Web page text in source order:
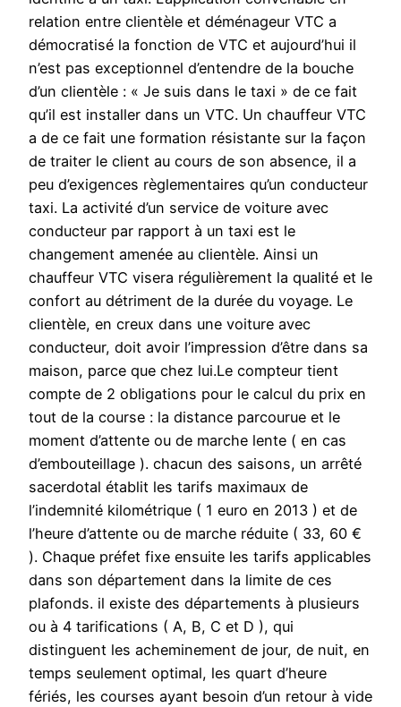
relation entre clientèle et déménageur VTC a
démocratisé la fonction de VTC et aujourd’hui il
n’est pas exceptionnel d’entendre de la bouche
d’un clientèle : « Je suis dans le taxi » de ce fait
qu’il est installer dans un VTC. Un chauffeur VTC
a de ce fait une formation résistante sur la façon
de traiter le client au cours de son absence, il a
peu d’exigences règlementaires qu’un conducteur
taxi. La activité d’un service de voiture avec
conducteur par rapport à un taxi est le
changement amenée au clientèle. Ainsi un
chauffeur VTC visera régulièrement la qualité et le
confort au détriment de la durée du voyage. Le
clientèle, en creux dans une voiture avec
conducteur, doit avoir l’impression d’être dans sa
maison, parce que chez lui.Le compteur tient
compte de 2 obligations pour le calcul du prix en
tout de la course : la distance parcourue et le
moment d’attente ou de marche lente ( en cas
d’embouteillage ). chacun des saisons, un arrêté
sacerdotal établit les tarifs maximaux de
l’indemnité kilométrique ( 1 euro en 2013 ) et de
l’heure d’attente ou de marche réduite ( 33, 60 €
). Chaque préfet fixe ensuite les tarifs applicables
dans son département dans la limite de ces
plafonds. il existe des départements à plusieurs
ou à 4 tarifications ( A, B, C et D ), qui
distinguent les acheminement de jour, de nuit, en
temps seulement optimal, les quart d’heure
fériés, les courses ayant besoin d’un retour à vide